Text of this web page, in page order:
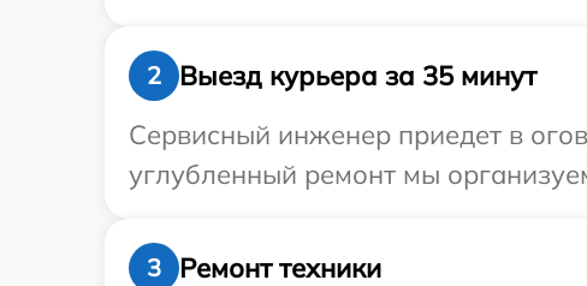
2
Выезд курьера за 35 минут
Сервисный инженер приедет в
углубленный ремонт мы
3
Ремонт техники